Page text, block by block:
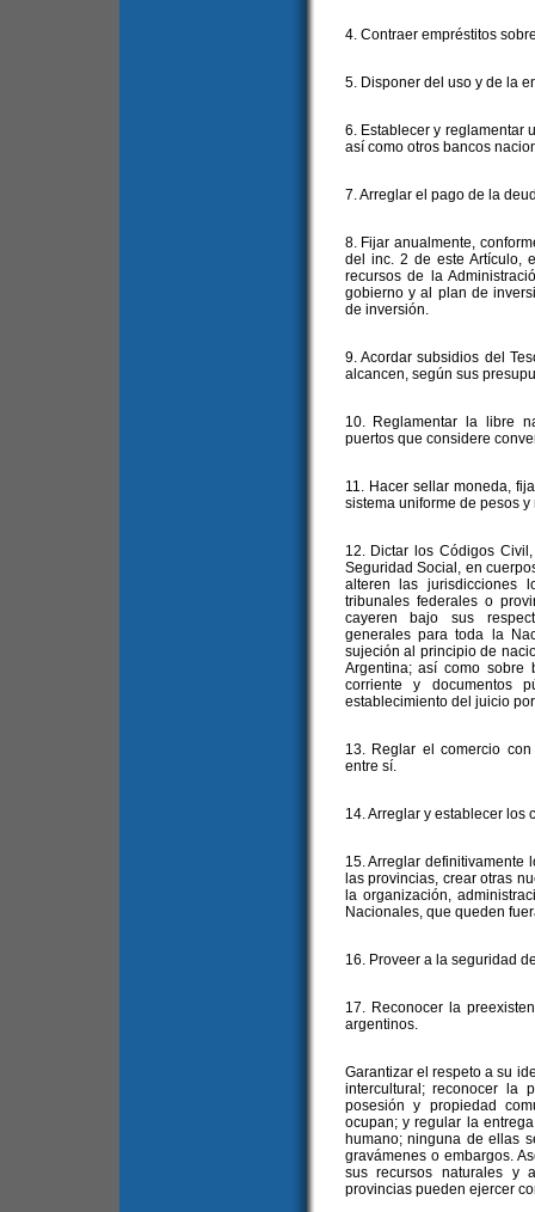
4. Contraer empréstitos
5. Disponer del uso y de la
6. Establecer y reglamentar
así como otros bancos
7. Arreglar el pago de la
8. Fijar anualmente,
del inc. 2 de este Artículo,
recursos de la
gobierno y al plan de
de inversión.
9. Acordar subsidios del
alcancen, según sus
10. Reglamentar la libre
puertos que considere
11. Hacer sellar moneda,
sistema uniforme de pesos
12. Dictar los Códigos
Seguridad Social, en
alteren las jurisdicciones
tribunales federales o
cayeren bajo sus
generales para toda la
sujeción al principio de
Argentina; así como sobre
corriente y documentos
establecimiento del juicio
13. Reglar el comercio
entre sí.
14. Arreglar y establecer los
15. Arreglar
las provincias, crear otras
la organización,
Nacionales, que queden
16. Proveer a la seguridad
17. Reconocer la
argentinos.
Garantizar el respeto a su
intercultural; reconocer la
posesión y propiedad
ocupan; y regular la
humano; ninguna de ellas
gravámenes o embargos.
sus recursos naturales y
provincias pueden ejercer